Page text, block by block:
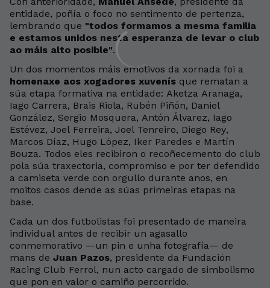
entidade, poñía o foco no sentimento de pertenza,
lembrando que "todos formamos a mesma familia
e estamos unidos nesta esperanza de levar o club
ao máis alto posible".
Un dos momentos máis emotivos da xornada foi a
homenaxe aos xogadores xuvenís que rematan a
súa etapa formativa na entidade: Aketza Aranaga,
Iago Carrera, Brais Riola, Rubén Piñón, Daniel
González, Sergio Mosquera, Antón Álvarez, Iago
Estévez, Joel Ferreira, Joel Tenreiro, Diego Rey,
Marcos Díaz, Hugo López, Iker Paredes e Martín
Bouza. Todos eles recibiron o recoñecemento do club
pola súa traxectoria, compromiso e por ter defendido
a camiseta verde con orgullo durante anos, en
moitos casos dende as súas primeiras etapas na
base.
Cada un dos futbolistas foi presentado de maneira
individual antes de recibir un agasallo
conmemorativo —un pin e unha fotografía— de
mans de Juan Pazos, presidente da Fundación
Racing Club Ferrol, nun acto cargado de simbolismo
que pon en valor o camiño percorrido.